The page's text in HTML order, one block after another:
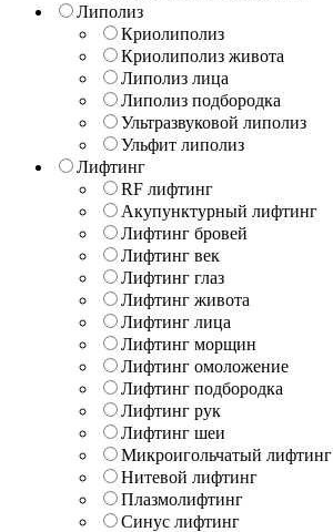
Липолиз
Криолиполиз
Криолиполиз живота
Липолиз лица
Липолиз подбородка
Ультразвуковой липолиз
Ульфит липолиз
Лифтинг
RF лифтинг
Акупунктурный лифтинг
Лифтинг бровей
Лифтинг век
Лифтинг глаз
Лифтинг живота
Лифтинг лица
Лифтинг морщин
Лифтинг омоложение
Лифтинг подбородка
Лифтинг рук
Лифтинг шеи
Микроигольчатый лифтинг
Нитевой лифтинг
Плазмолифтинг
Синус лифтинг